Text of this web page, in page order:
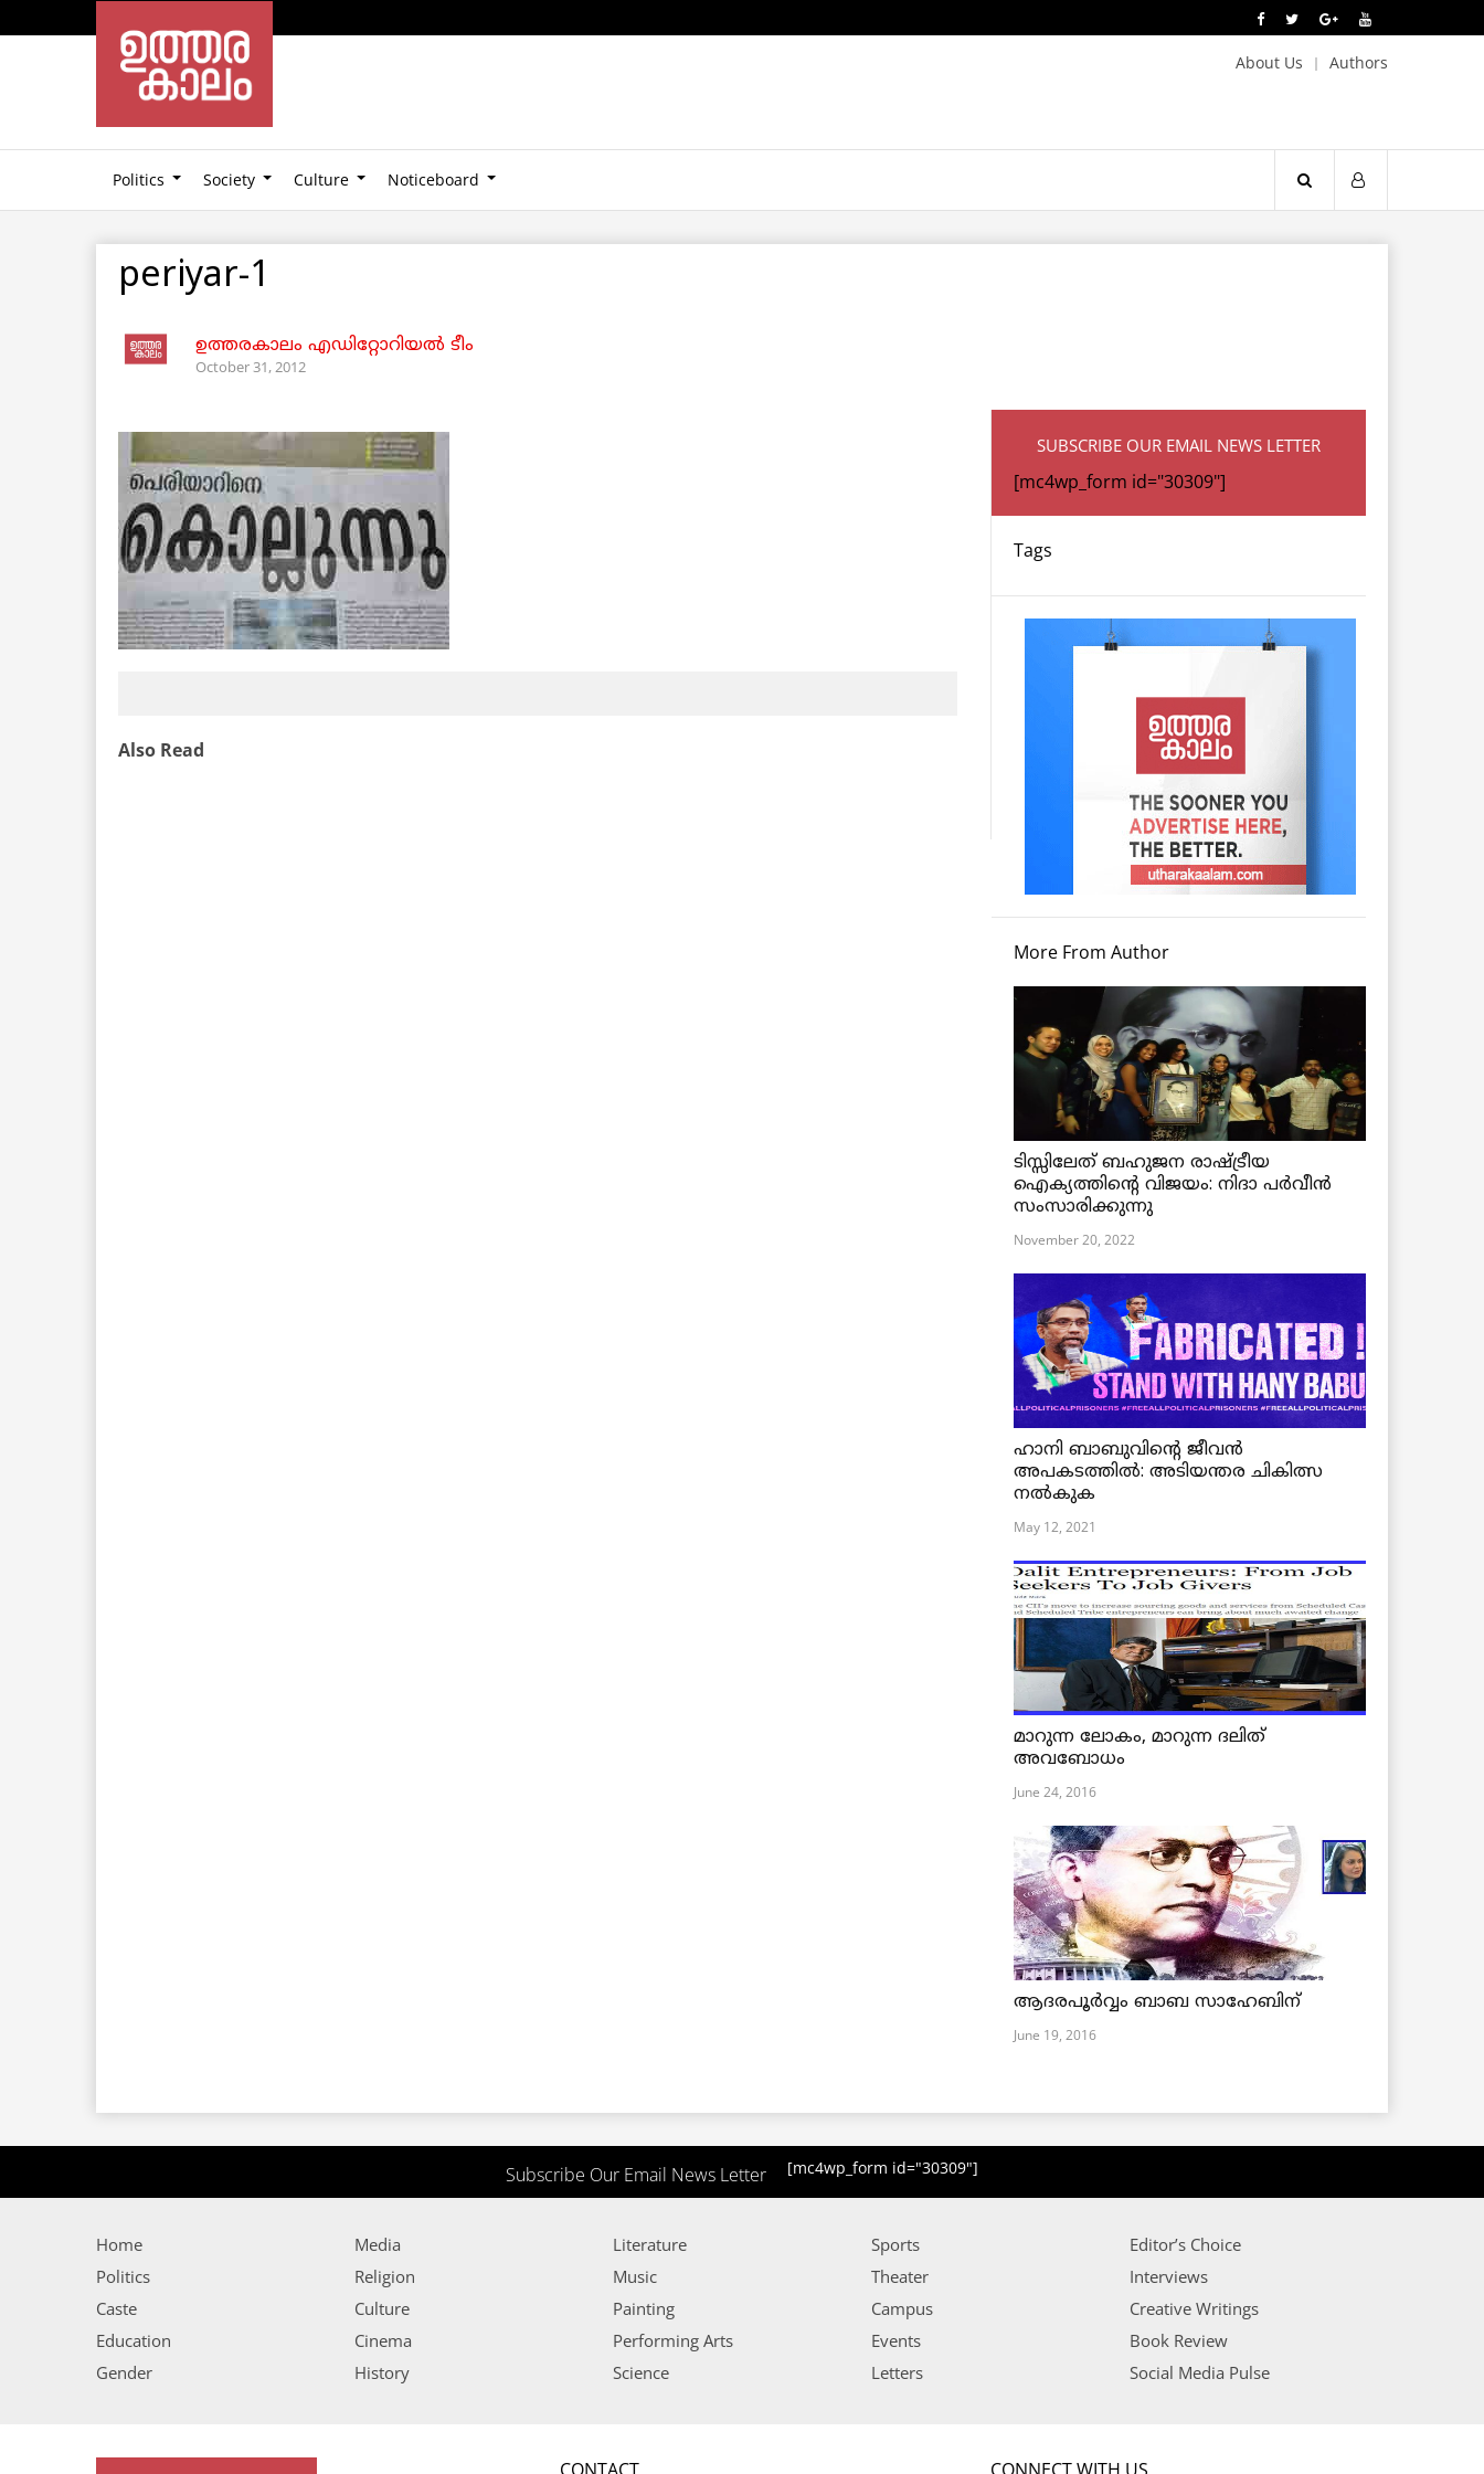
About Us Authors
Politics Society Culture Noticeboard
periyar-1
ഉത്തരകാലം എഡിറ്റോറിയല്‍ ടീം
October 31, 2012
Also Read
SUBSCRIBE OUR EMAIL NEWS LETTER
[mc4wp_form id="30309"]
Tags
More From Author
ടിസ്സിലേത് ബഹുജന രാഷ്ട്രീയ
ഐക്യത്തിന്റെ വിജയം: നിദാ പർവീൻ
സംസാരിക്കുന്നു
November 20, 2022
ഹാനി ബാബുവിന്റെ ജീവൻ
അപകടത്തിൽ: അടിയന്തര ചികിത്സ
നൽകുക
May 12, 2021
മാറുന്ന ലോകം, മാറുന്ന ദലിത്
അവബോധം
June 24, 2016
ആദരപൂര്‍വ്വം ബാബ സാഹേബിന്
June 19, 2016
Subscribe Our Email News Letter [mc4wp_form id="30309"]
Home
Politics
Caste
Education
Gender
Media
Religion
Culture
Cinema
History
Literature
Music
Painting
Performing Arts
Science
Sports
Theater
Campus
Events
Letters
Editor’s Choice
Interviews
Creative Writings
Book Review
Social Media Pulse